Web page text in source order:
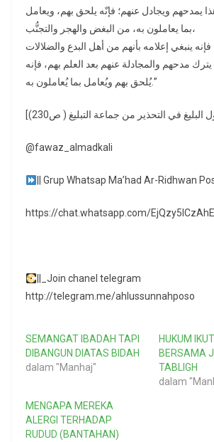
يمدحهم ويجادل عنهم؛ فإنّه يلحق بهم، ويعامل
بما يعاملون به، من البغض والهجر والتجنُّب،
ينبغي إعلامه بأنهم من أهل البدع والضلالات
مدحهم والمجادلة عنهم بعد العلم بهم، فإنه
يُلحق بهم ويُعامل بما يُعاملون به.”
@fawaz_almadkali
|| Grup Whatsap Ma’had Ar-Ridhwan
https://chat.whatsapp.com/
||_Join chanel telegram
http://telegram.me/ahlussunnahposo
SEMANGAT IBADAH TAPI
DIBANGUN DIATAS BIDAH
dalam "Manhaj"
HUKUM
BERSAMA
TABLIGH
dalam
MENGAPA MEREKA
ALERGI TERHADAP
RUDUD (BANTAHAN)